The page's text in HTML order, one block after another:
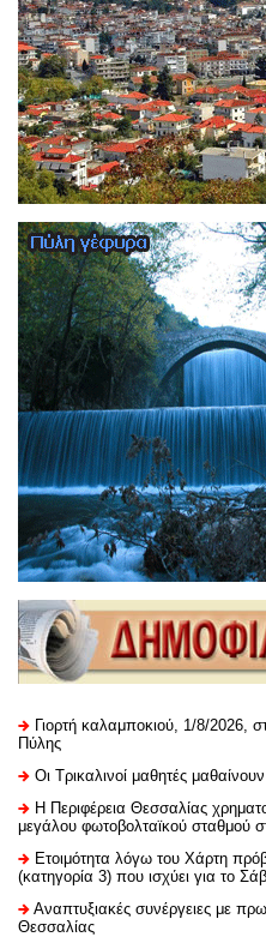
Γιορτή καλαμποκιού, 1/8/2026,
Πύλης
Οι Τρικαλινοί μαθητές
H Περιφέρεια Θεσσαλίας
μεγάλου φωτοβολταϊκού σταθμού
Ετοιμότητα λόγω του Χάρτη
(κατηγορία 3) που ισχύει για το
Αναπτυξιακές συνέργειες με
Θεσσαλίας